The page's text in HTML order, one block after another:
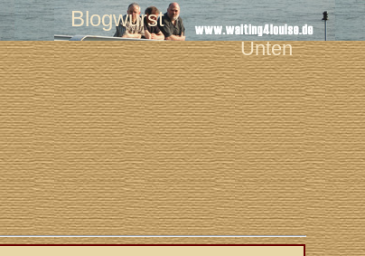
Blogwurst
Unten